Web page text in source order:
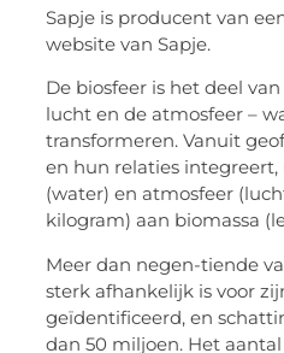
Sapje is producent van
website van Sapje.
De biosfeer is het deel
lucht en de atmosfeer –
transformeren. Vanuit
en hun relaties
(water) en atmosfeer
kilogram) aan biomassa
Meer dan negen-tiende
sterk afhankelijk is voor
geïdentificeerd, en
dan 50 miljoen. Het